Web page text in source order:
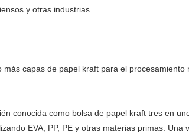
y otras industrias.
más capas de papel kraft para el
conocida como bolsa de papel kraft tres en
EVA, PP, PE y otras materias primas.